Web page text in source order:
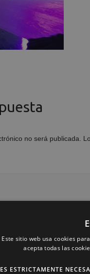
no será publicada.
Este sitio web usa cookies
acepta todas las
ESTRICTAMENTE